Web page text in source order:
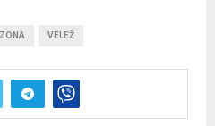
VELEŽ